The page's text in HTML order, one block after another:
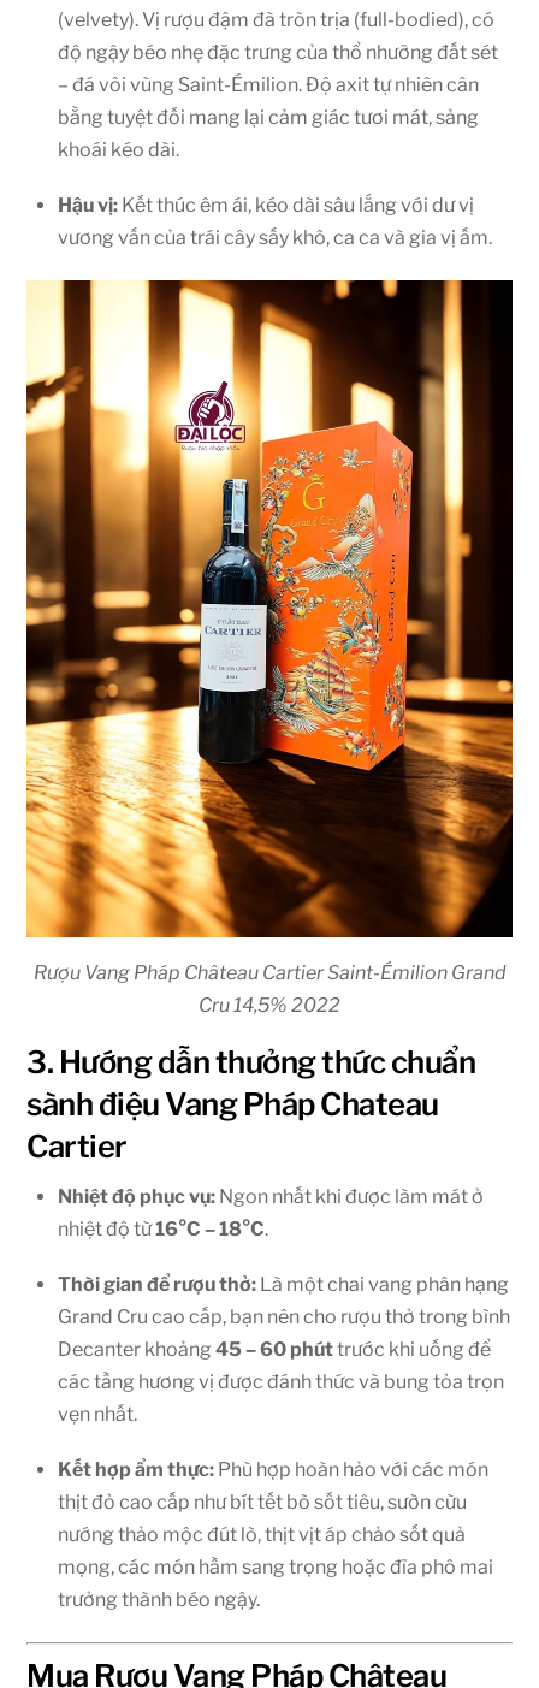
(velvety). Vị rượu đậm đà tròn trịa (full-bodied), có
độ ngậy béo nhẹ đặc trưng của thổ nhưỡng đất sét
– đá vôi vùng Saint-Émilion. Độ axit tự nhiên cân
bằng tuyệt đối mang lại cảm giác tươi mát, sảng
khoái kéo dài.
Hậu vị: Kết thúc êm ái, kéo dài sâu lắng với dư vị
vương vấn của trái cây sấy khô, ca ca và gia vị ấm.
Rượu Vang Pháp Château Cartier Saint-Émilion Grand
Cru 14,5% 2022
3. Hướng dẫn thưởng thức chuẩn
sành điệu Vang Pháp Chateau
Cartier
Nhiệt độ phục vụ: Ngon nhất khi được làm mát ở
nhiệt độ từ16°C – 18°C.
Thời gian để rượu thở: Là một chai vang phân hạng
Grand Cru cao cấp, bạn nên cho rượu thở trong bình
Decanter khoảng 45 – 60 phúttrước khi uống để
các tầng hương vị được đánh thức và bung tỏa trọn
vẹn nhất.
Kết hợp ẩm thực: Phù hợp hoàn hảo với các món
thịt đỏ cao cấp như bít tết bò sốt tiêu, sườn cừu
nướng thảo mộc đút lò, thịt vịt áp chảo sốt quả
mọng, các món hầm sang trọng hoặc đĩa phô mai
trưởng thành béo ngậy.
Mua Rượu Vang Pháp Château